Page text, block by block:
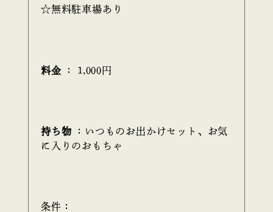
☆無料駐車場あり
料金： 1,000円
持ち物 ：いつものお出かけセット、お気
に入りのおもちゃ
条件：